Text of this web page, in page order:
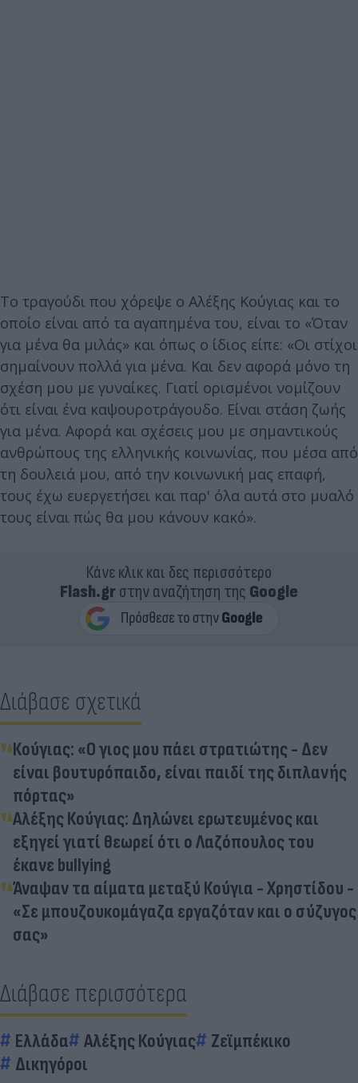
Το τραγούδι που χόρεψε ο Αλέξης Κούγιας και το
οποίο είναι από τα αγαπημένα του, είναι το «Όταν
για μένα θα μιλάς» και όπως ο ίδιος είπε: «Οι στίχοι
σημαίνουν πολλά για μένα. Και δεν αφορά μόνο τη
σχέση μου με γυναίκες. Γιατί ορισμένοι νομίζουν
ότι είναι ένα καψουροτράγουδο. Είναι στάση ζωής
για μένα. Αφορά και σχέσεις μου με σημαντικούς
ανθρώπους της ελληνικής κοινωνίας, που μέσα από
τη δουλειά μου, από την κοινωνική μας επαφή,
τους έχω ευεργετήσει και παρ' όλα αυτά στο μυαλό
τους είναι πώς θα μου κάνουν κακό».
Κάνε κλικ και δες περισσότερο
Flash.grστην αναζήτηση της Google
Διάβασε σχετικά
Κούγιας: «Ο γιος μου πάει στρατιώτης - Δεν
είναι βουτυρόπαιδο, είναι παιδί της διπλανής
πόρτας»
Αλέξης Κούγιας: Δηλώνει ερωτευμένος και
εξηγεί γιατί θεωρεί ότι ο Λαζόπουλος του
έκανε bullying
Άναψαν τα αίματα μεταξύ Κούγια - Χρηστίδου -
«Σε μπουζουκομάγαζα εργαζόταν και ο σύζυγος
σας»
Διάβασε περισσότερα
Ελλάδα Αλέξης Κούγιας
Ζεϊμπέκικο
Δικηγόροι